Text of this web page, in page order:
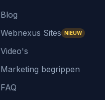
Blog
Webnexus Sites NIEUW
Video's
Marketing begrippen
FAQ